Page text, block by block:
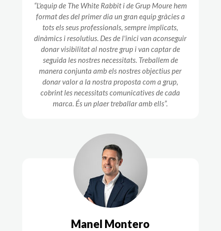
“L'equip de The White Rabbit i de Grup Moure hem
format des del primer dia un gran equip gràcies a
tots els seus professionals, sempre implicats,
dinàmics i resolutius. Des de l'inici van aconseguir
donar visibilitat al nostre grup i van captar de
seguida les nostres necessitats. Treballem de
manera conjunta amb els nostres objectius per
donar valor a la nostra proposta com a grup,
cobrint les necessitats comunicatives de cada
marca. És un plaer treballar amb ells”.
Manel Montero